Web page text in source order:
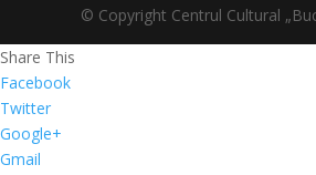
© Copyright Centrul Cultural
Share This
Facebook
Twitter
Google+
Gmail